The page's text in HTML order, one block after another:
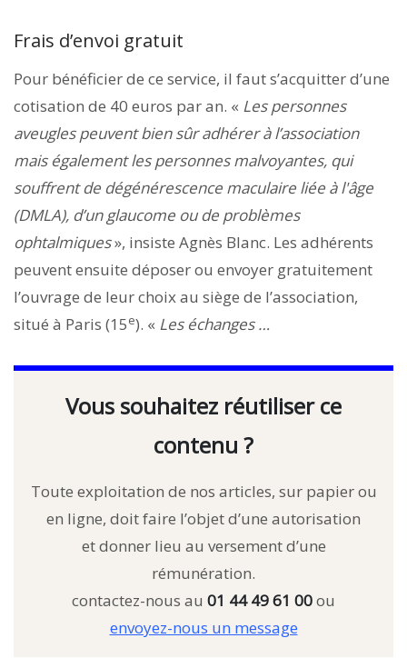
Frais d’envoi gratuit
Pour bénéficier de ce service, il faut s’acquitter d’une
cotisation de 40 euros par an. « Les personnes
aveugles peuvent bien sûr adhérer à l’association
mais également les personnes malvoyantes, qui
souffrent de dégénérescence maculaire liée à l'âge
(DMLA), d’un glaucome ou de problèmes
ophtalmiques», insiste Agnès Blanc. Les adhérents
peuvent ensuite déposer ou envoyer gratuitement
l’ouvrage de leur choix au siège de l’association,
situé à Paris (15e). « Les échanges …
Vous souhaitez réutiliser ce
contenu ?
Toute exploitation de nos articles, sur papier ou
en ligne, doit faire l’objet d’une autorisation
et donner lieu au versement d’une
rémunération.
contactez-nous au 01 44 49 61 00ou
envoyez-nous un message